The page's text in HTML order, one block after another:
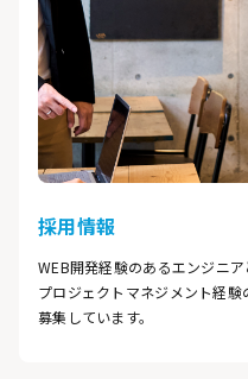
採用情報
WEB開発経験のあるエンジニア
プロジェクトマネジメント経験
募集しています。